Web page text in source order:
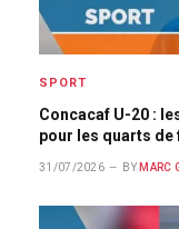
SPORT
Concacaf U-20 :
pour les quarts de
31/07/2026 BY MARC